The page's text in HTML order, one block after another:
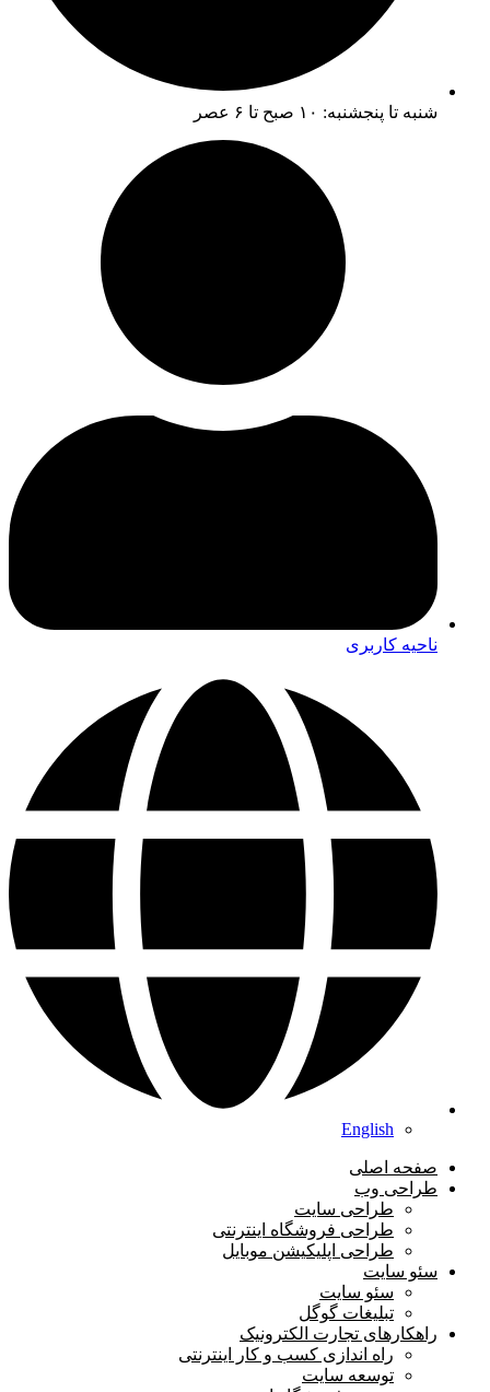
شنبه تا پنجشنبه: ۱۰ صبح تا ۶ عصر
ناحیه کاربری
English
صفحه اصلی
طراحی وب
طراحی سایت
طراحی فروشگاه اینترنتی
طراحی اپلیکیشن موبایل
سئو سایت
سئو سایت
تبلیغات گوگل
راهکارهای تجارت الکترونیک
راه اندازی کسب و کار اینترنتی
توسعه سایت